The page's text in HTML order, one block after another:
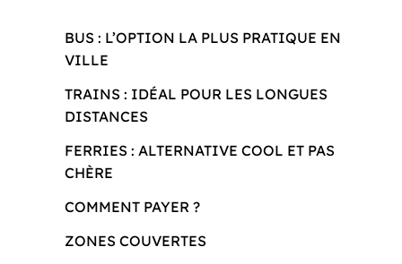
BUS : L’OPTION LA PLUS PRATIQUE EN
VILLE
TRAINS : IDÉAL POUR LES LONGUES
DISTANCES
FERRIES : ALTERNATIVE COOL ET PAS
CHÈRE
COMMENT PAYER ?
ZONES COUVERTES